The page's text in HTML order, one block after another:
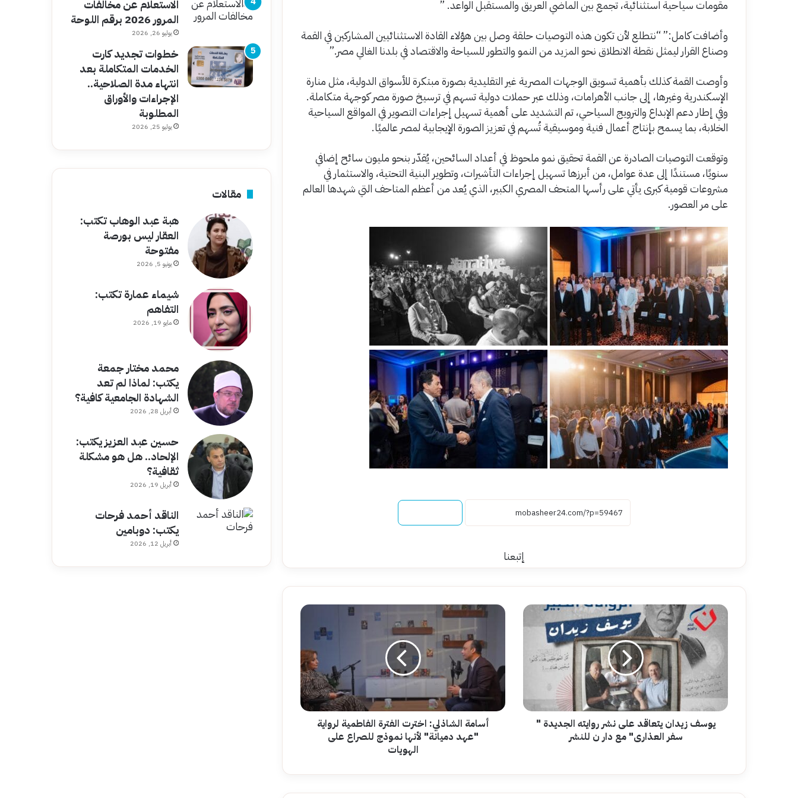
مقومات سياحية استثنائية، تجمع بين الماضي العريق والمستقبل الواعد. ”
وأضافت كامل:” “نتطلع لأن تكون هذه التوصيات حلقة وصل بين هؤلاء القادة الاستثنائيين المشاركين في القمة
وصناع القرار ليمثل نقطة الانطلاق نحو المزيد من النمو والتطور للسياحة والاقتصاد في بلدنا الغالي مصر.”
وأوصت القمة كذلك بأهمية تسويق الوجهات المصرية غير التقليدية بصورة مبتكرة للأسواق الدولية، مثل منارة
الإسكندرية وغيرها، إلى جانب الأهرامات، وذلك عبر حملات دولية تسهم في ترسيخ صورة مصر كوجهة متكاملة.
وفي إطار دعم الإبداع والترويج السياحي، تم التشديد على أهمية تسهيل إجراءات التصوير في المواقع السياحية
الخلابة، بما يسمح بإنتاج أعمال فنية وموسيقية تُسهم في تعزيز الصورة الإيجابية لمصر عالميًا.
وتوقعت التوصيات الصادرة عن القمة تحقيق نمو ملحوظ في أعداد السائحين، يُقدّر بنحو مليون سائح إضافي
سنويًا، مستندًا إلى عدة عوامل، من أبرزها تسهيل إجراءات التأشيرات، وتطوير البنية التحتية، والاستثمار في
مشروعات قومية كبرى يأتي على رأسها المتحف المصري الكبير، الذي يُعد من أعظم المتاحف التي شهدها العالم
على مر العصور.
إتبعنا
يوسف
زيدان
يتعاقد
على
نشر
روايته
الجديدة
"
سفر
العذارى"
للنشر
يوسف زيدان يتعاقد على نشر روايته الجديدة "
سفر العذارى" مع دار ن للنشر
أسامة
الشاذلي:
الفترة
الفاطمية
لرواية
"عهد
دميانة"
لأنها
نموذجأسامة الشاذلي: اخترت الفترة الفاطمية لرواية
"عهد دميانة" لأنها نموذج للصراع على
الهويات
الاستعلام عن مخالفات
المرور 2026 برقم اللوحة
يوليو 26, 2026
خطوات تجديد كارت
الخدمات المتكاملة بعد
انتهاء مدة الصلاحية..
الإجراءات والأوراق
المطلوبة
يوليو 25, 2026
مقالات
هبة عبد الوهاب تكتب:
العقار ليس بورصة
مفتوحة
يونيو 5, 2026
شيماء عمارة تكتب:
التفاهم
مايو 19, 2026
محمد مختار جمعة
يكتب: لماذا لم تعد
الشهادة الجامعية كافية؟
أبريل 28, 2026
حسين عبد العزيز يكتب:
الإلحاد.. هل هو مشكلة
ثقافية؟
أبريل 19, 2026
الناقد أحمد فرحات
يكتب: دوبامين
أبريل 12, 2026